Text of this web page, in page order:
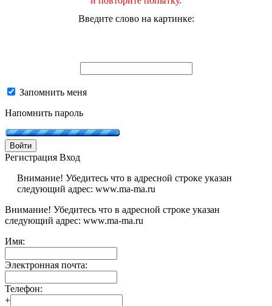
Введите слово на картинке:
Запомнить меня
Напомнить пароль
Войти
Регистрация Вход
Внимание! Убедитесь что в адресной строке указан
следующий адрес: www.ma-ma.ru
Внимание! Убедитесь что в адресной строке указан
следующий адрес: www.ma-ma.ru
Имя:
Электронная почта:
Телефон:
+